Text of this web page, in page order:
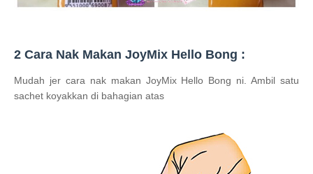
2 Cara Nak Makan JoyMix Hello Bong :
Mudah jer cara nak makan JoyMix Hello Bong ni. Ambil satu
sachet koyakkan di bahagian atas